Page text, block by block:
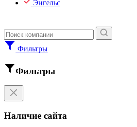
Энгельс
Фильтры
Фильтры
Наличие сайта